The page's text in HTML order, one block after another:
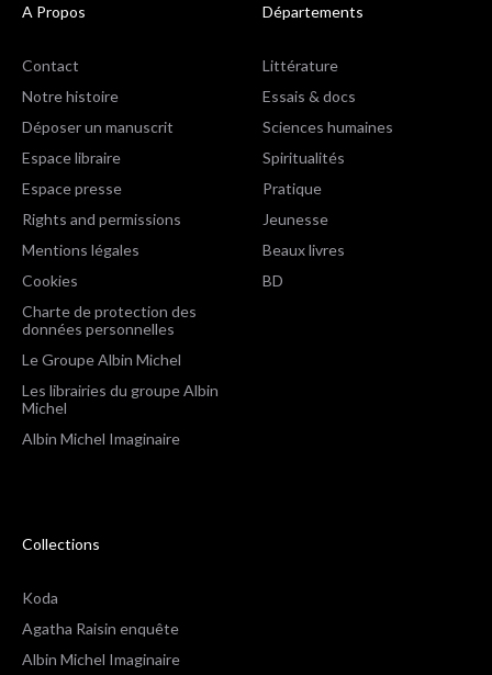
A Propos
Contact
Notre histoire
Déposer un manuscrit
Espace libraire
Espace presse
Rights and permissions
Mentions légales
Cookies
Charte de protection des
données personnelles
Le Groupe Albin Michel
Les librairies du groupe Albin
Michel
Albin Michel Imaginaire
Départements
Littérature
Essais & docs
Sciences humaines
Spiritualités
Pratique
Jeunesse
Beaux livres
BD
Collections
Koda
Agatha Raisin enquête
Albin Michel Imaginaire